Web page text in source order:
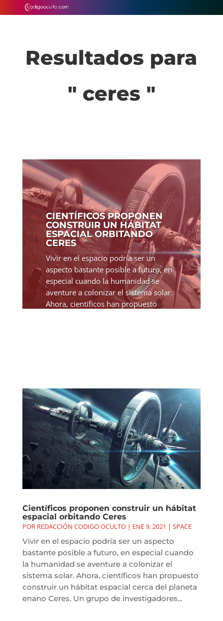
Resultados para
" ceres "
CIENTÍFICOS PROPONEN
CONSTRUIR UN HÁBITAT
ESPACIAL ORBITANDO
CERES
Vivir en el espacio podría ser un
aspecto bastante posible a futuro, en
especial cuando la humanidad se
aventure a colonizar el sistema solar.
Ahora, científicos han propuesto
Científicos proponen construir un hábitat
espacial orbitando Ceres
POR REDACCIÓN CODIGO OCULTO| ENE 9, 2021 | SPACE
Vivir en el espacio podría ser un aspecto
bastante posible a futuro, en especial cuando
la humanidad se aventure a colonizar el
sistema solar. Ahora, científicos han propuesto
construir un hábitat espacial cerca del planeta
enano Ceres. Un grupo de investigadores...